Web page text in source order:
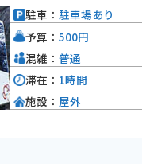
臼杵城跡など、見どころ満載
駐車： 駐車場あり
予算： 500円
混雑： 普通
滞在： 1時間
施設： 屋外